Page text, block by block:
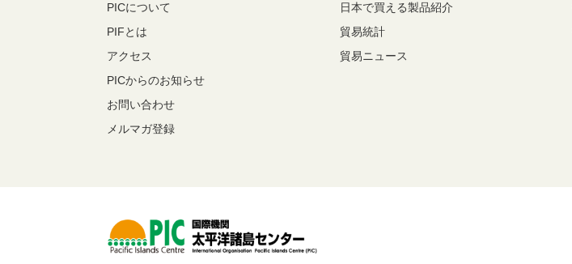
PICについて
PIFとは
アクセス
PICからのお知らせ
お問い合わせ
メルマガ登録
日本で買える製品紹介
貿易統計
貿易ニュース